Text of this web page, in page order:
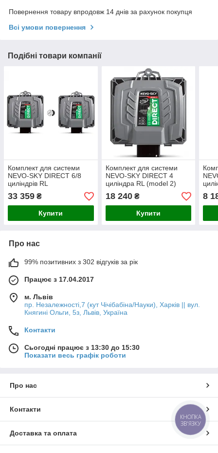
Повернення товару впродовж 14 днів за рахунок покупця
Всі умови повернення
Подібні товари компанії
Комплект для системи
NEVO-SKY DIRECT 6/8
циліндрів RL
33 359 ₴
Купити
Комплект для системи
NEVO-SKY DIRECT 4
циліндра RL (model 2)
18 240₴
Купити
8
Про нас
99% позитивних з 302 відгуків за рік
Працює з 17.04.2017
м. Львів
пр. Незалежності,7 (кут Чічібабіна/Науки), Харків || вул.
Княгині Ольги, 5з, Львів, Україна
Контакти
Сьогодні працює з 13:30 до 15:30
Показати весь графік роботи
Про нас
Контакти
Доставка та оплата
КНОПКА
ЗВ'ЯЗКУ